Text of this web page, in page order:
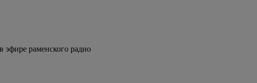
эфире раменского радио